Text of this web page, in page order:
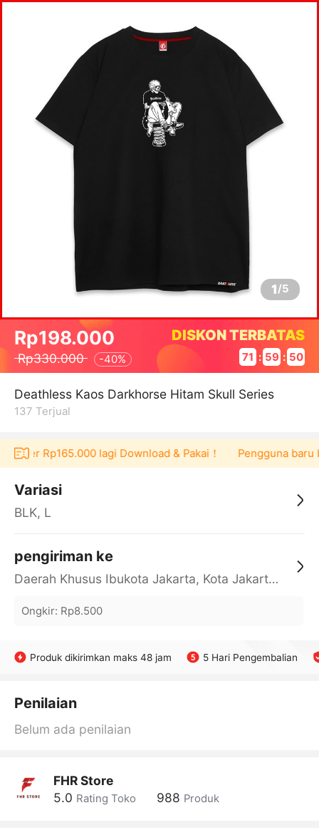
1/5
Rp198.000
Rp330.000 -40%
DISKON TERBATAS
71 : 59 : 50
Deathless Kaos Darkhorse Hitam Skull Series
137 Terjual
Rp165.000 lagi Download & Pakai！ Pengguna baru
Variasi
BLK, L
pengiriman ke
Daerah Khusus Ibukota Jakarta, Kota Jakarta Barat, Cengkareng, yy
Ongkir: Rp8.500
Produk dikirimkan maks 48 jam 5 Hari Pengembalian
Penilaian
Belum ada penilaian
FHR Store
5.0 Rating Toko 988 Produk